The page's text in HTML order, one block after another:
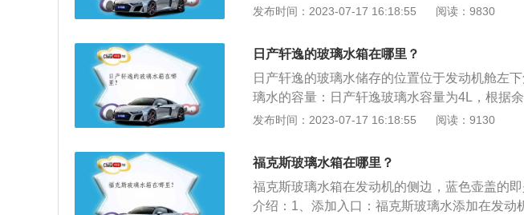
子。打开它，加入玻璃水。2、在汽车玻璃的正
璃水清洗会更加明亮。如果你发现玻璃在夜间
拭。3、此外，在高速运行或灰尘较多时，玻璃
时注入新的玻璃水。
发布时间：2023-07-17 16:18:55 阅读：9830
日产轩逸的玻璃水箱在哪里？
日产轩逸的玻璃水储存的位置位于发动机舱左
璃水的容量：日产轩逸玻璃水容量为4L，根据
没有固定的加注周期，取决于车主使用的频率
净。冬季气候寒冷时，适当添加酒精，以此降
水，百分之40-50发酒精，就可以将冰点降至-
气候需求。
发布时间：2023-07-17 16:18:55 阅读：9130
福克斯玻璃水箱在哪里？
福克斯玻璃水箱在发动机的侧边，蓝色壶盖的
介绍：1、添加入口：福克斯玻璃水添加在发动